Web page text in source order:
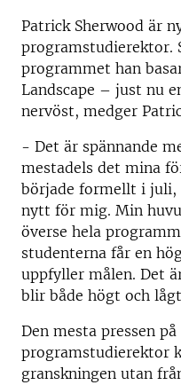
Patrick Sherwood är
programstudierektor.
programmet han
Landscape – just nu
nervöst, medger
- Det är spännande
mestadels det mina
började formellt i juli,
nytt för mig. Min
överse hela
studenterna får en
uppfyller målen. Det
blir både högt och
Den mesta pressen
programstudierektor
granskningen utan